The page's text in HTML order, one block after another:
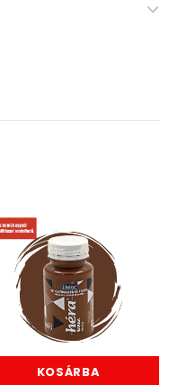
KOSÁRBA